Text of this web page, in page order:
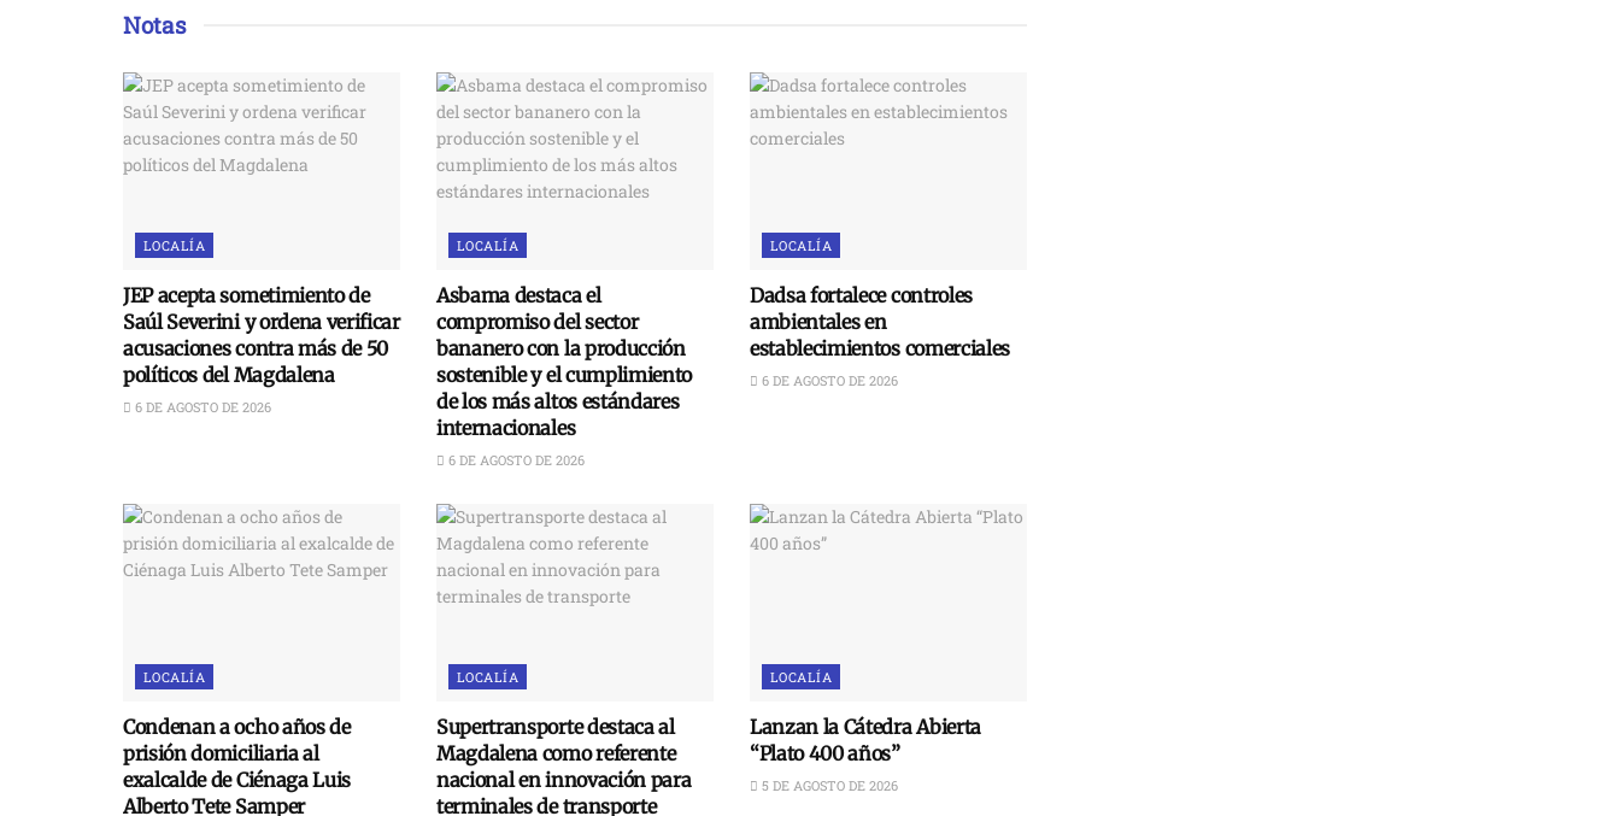
Notas
LOCALÍA
JEP acepta sometimiento de
Saúl Severini y ordena verificar
acusaciones contra más de 50
políticos del Magdalena
6 DE AGOSTO DE 2026
LOCALÍA
Asbama destaca el
compromiso del sector
bananero con la producción
sostenible y el cumplimiento
de los más altos estándares
internacionales
6 DE AGOSTO DE 2026
LOCALÍA
Dadsa fortalece controles
ambientales en
establecimientos comerciales
6 DE AGOSTO DE 2026
LOCALÍA
Condenan a ocho años de
prisión domiciliaria al
exalcalde de Ciénaga Luis
Alberto Tete Samper
LOCALÍA
Supertransporte destaca al
Magdalena como referente
nacional en innovación para
terminales de transporte
LOCALÍA
Lanzan la Cátedra Abierta
“Plato 400 años”
5 DE AGOSTO DE 2026